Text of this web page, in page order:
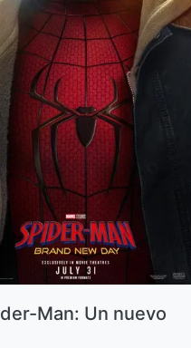
Man: Un nuevo